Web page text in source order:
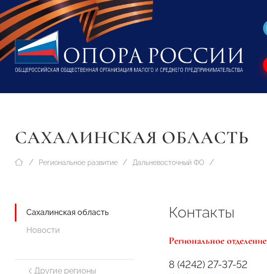
САХАЛИНСКАЯ ОБЛАСТЬ
Региональное развитие Дальневосточный ФО
Сахалинская область
Новости
Другие регионы
Контакты
Региональное отделение
8 (4242) 27-37-52